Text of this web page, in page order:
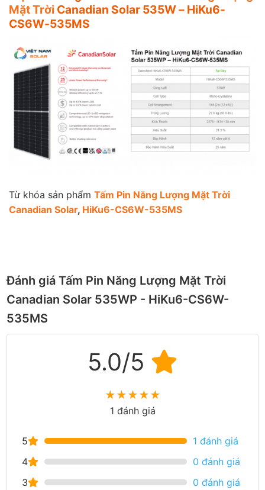
Mặt Trời Canadian Solar 535W – HiKu6-
CS6W-535MS
Từ khóa sản phẩm Tấm Pin Năng Lượng Mặt Trời
Canadian Solar, HiKu6-CS6W-535MS
Đánh giá Tấm Pin Năng Lượng Mặt Trời
Canadian Solar 535WP - HiKu6-CS6W-
535MS
5.0/5
★★★★★
1 đánh giá
5
1 đánh giá
4
0 đánh giá
3
0 đánh giá